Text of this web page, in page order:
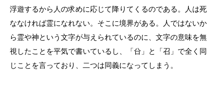
浮遊するから人の求めに応じて降りてくるのである。人は死
ななければ霊になれない。そこに境界がある。人ではないか
ら霊や神という文字が与えられているのに、文字の意味を無
視したことを平気で書いているし、「㕣」と「召」で全く同
じことを言っており、二つは同義になってしまう。